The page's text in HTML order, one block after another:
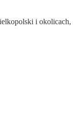
i okolicach,